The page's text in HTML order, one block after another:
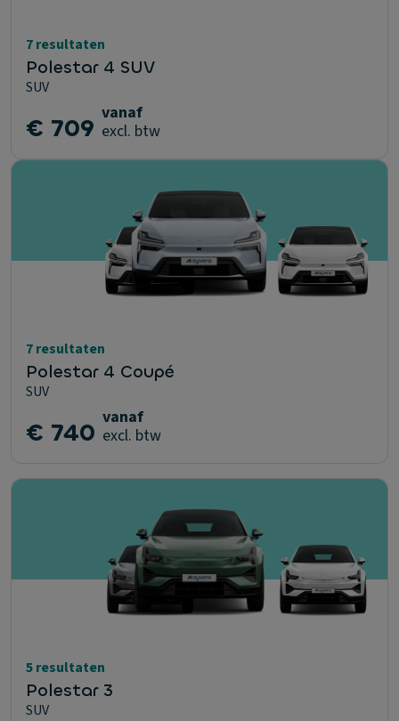
7 resultaten
Polestar 4 SUV
SUV
€ 709 vanaf
excl. btw
7 resultaten
Polestar 4 Coupé
SUV
€ 740 vanaf
excl. btw
5 resultaten
Polestar 3
SUV